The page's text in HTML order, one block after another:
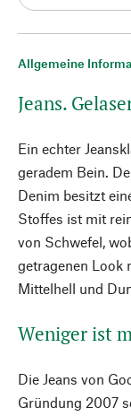
Allgemeine
Jeans.
Ein echter
geradem Bein.
Denim besitzt
Stoffes ist mit
von Schwefel,
getragenen Look
Mittelhell und
Weniger ist
Die Jeans von
Gründung 2007